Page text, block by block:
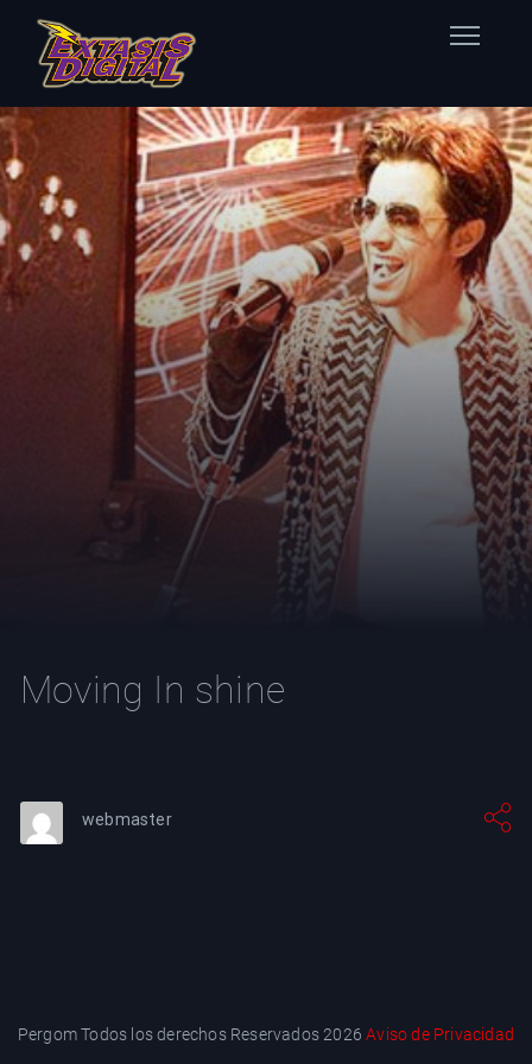
Home
Nuestras Estaciones
Datos Éxtasis
Contacto
FB
TW
IG
Moving In shine
webmaster
Pergom Todos los derechos Reservados 2026Aviso de Privacidad